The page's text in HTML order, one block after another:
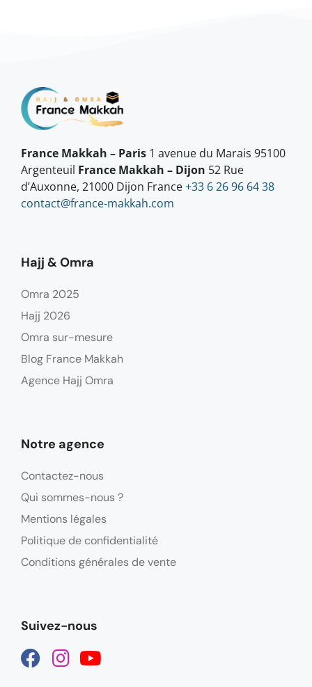
France Makkah – Paris 1 avenue du Marais 95100
Argenteuil France Makkah – Dijon 52 Rue
d’Auxonne, 21000 Dijon France+33 6 26 96 64 38
contact@france-makkah.com
Hajj & Omra
Omra 2025
Hajj 2026
Omra sur-mesure
Blog France Makkah
Agence Hajj Omra
Notre agence
Contactez-nous
Qui sommes-nous ?
Mentions légales
Politique de confidentialité
Conditions générales de vente
Suivez-nous